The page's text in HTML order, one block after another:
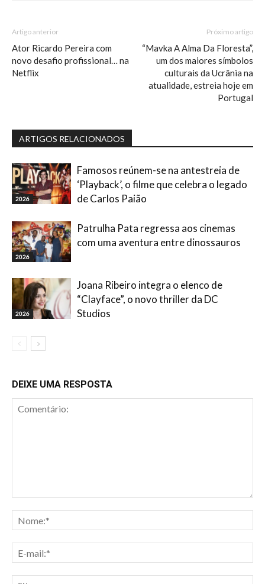
Artigo anterior
Ator Ricardo Pereira com
novo desafio profissional… na
Netflix
Próximo artigo
“Mavka A Alma Da Floresta”,
um dos maiores símbolos
culturais da Ucrânia na
atualidade, estreia hoje em
Portugal
ARTIGOS RELACIONADOS
2026
Famosos reúnem-se na antestreia de
‘Playback’, o filme que celebra o legado
de Carlos Paião
2026
Patrulha Pata regressa aos cinemas
com uma aventura entre dinossauros
2026
Joana Ribeiro integra o elenco de
“Clayface”, o novo thriller da DC
Studios
DEIXE UMA RESPOSTA